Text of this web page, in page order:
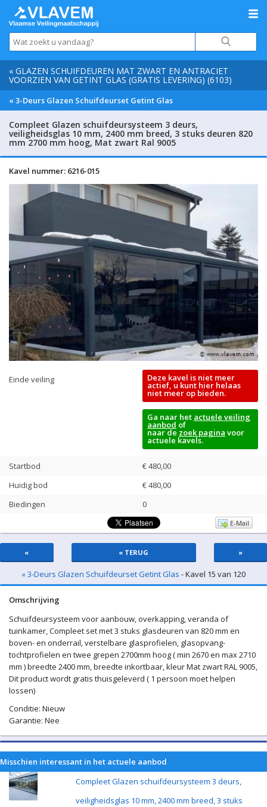
« GLAZEN SCHUIFDEUREN MAT ZWART EN ANTRACIET
VOORZIEN VAN GETINT GLAS (GRATIS LEVERING) (6103)
« 3-Deurs Glazen Schuifdeurset Getint Glas
Compleet Glazen schuifdeursysteem 3 deurs,
veiligheidsglas 10 mm, 2400 mm breed, 3 stuks deuren 820
mm 2700 mm hoog, Mat zwart Ral 9005
Kavel nummer: 6216-015
Einde veiling Deze kavel is niet meer
actief, u kunt hier helaas
niet meer op bieden.
Ga naar het actuele veiling
aanbod of
naar de zoek pagina voor
actuele kavels.
Startbod
€ 480,00
Huidig bod
€480,00
Biedingen
0
E-Mail
« « TERUG »
« 3-Deurs Glazen Schuifdeurset Getint Glas - Kavel 15 van 120
Omschrijving
Schuifdeursysteem voor aanbouw, overkapping, veranda of
tuinkamer, Compleet set met 3 stuks glasdeuren van 820 mm en
boven- en onderrail, verstelbare glasprofielen, glasopvang-
tochtprofielen en twee grepen 2700mm hoog ( min 2670 en max 2710
mm ) breedte 2400 mm, breedte inkortbaar, kleur Mat zwart RAL 9005,
Dit product wordt gratis thuisgeleverd ( 1 persoon moet helpen
lossen)
Conditie: Nieuw
Garantie: Nee
Misschien interessant in het actuele aanbod
Compleet Glazen schuifdeursysteem 3 deurs,
veiligheidsglas 10 mm, 2400 mm breed, 3 stuks